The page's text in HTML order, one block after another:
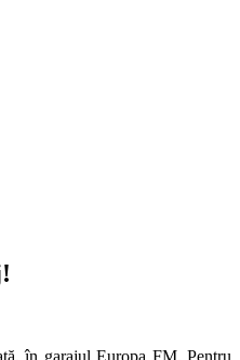
în garajul Europa FM. Pentru